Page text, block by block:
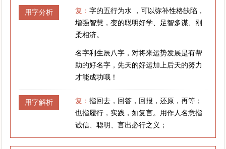
用字分析 复：字的五行为水 ，可以弥补性格缺陷，
增强智慧，变的聪明好学、足智多谋、刚
柔相济。
名字利生辰八字，对将来运势发展是有帮
助的好名字，先天的好运加上后天的努力
才能成功哦！
用字解析 复：指回去，回答，回报，还原，再等；
也指履行，实践，如复言。用作人名意指
诚信、聪明、言出必行之义；